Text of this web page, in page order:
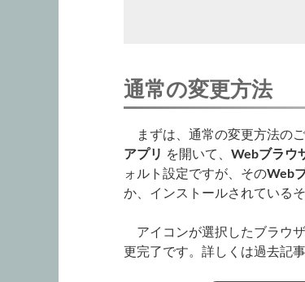
通常の変更方法
まずは、通常の変更方法のご
アプリ を開いて、 Webブラウ
ォルト設定ですが、そのWeb
か、インストールされている
アイコンが選択したブラウ
更完了です。詳しくは過去記